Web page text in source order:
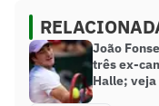
João
três ex-
Halle;